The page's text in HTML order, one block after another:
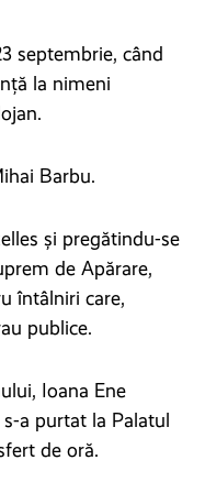
septembrie, când
la nimeni
Barbu.
și pregătindu-se
de Apărare,
întâlniri care,
publice.
Ioana Ene
a purtat la Palatul
de oră.